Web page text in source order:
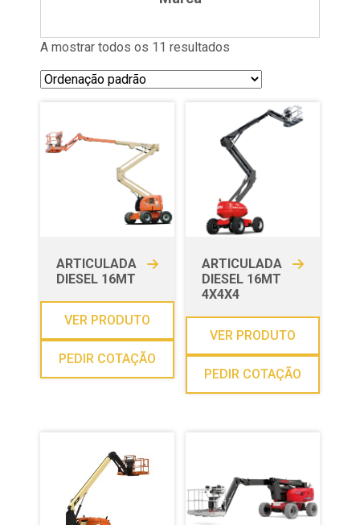
A mostrar todos os 11 resultados
ARTICULADA
DIESEL 16MT
VER PRODUTO
PEDIR COTAÇÃO
ARTICULADA
DIESEL 16MT
4X4X4
VER PRODUTO
PEDIR COTAÇÃO